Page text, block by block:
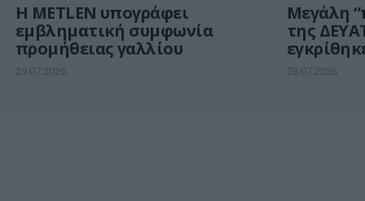
Η METLEN υπογράφει
εμβληματική συμφωνία
προμήθειας γαλλίου
29.07.2026
Μεγάλη
της
28.07.2026